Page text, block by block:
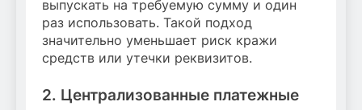
выпускать на требуемую сумму и один
раз использовать. Такой подход
значительно уменьшает риск кражи
средств или утечки реквизитов.
2. Централизованные платежные